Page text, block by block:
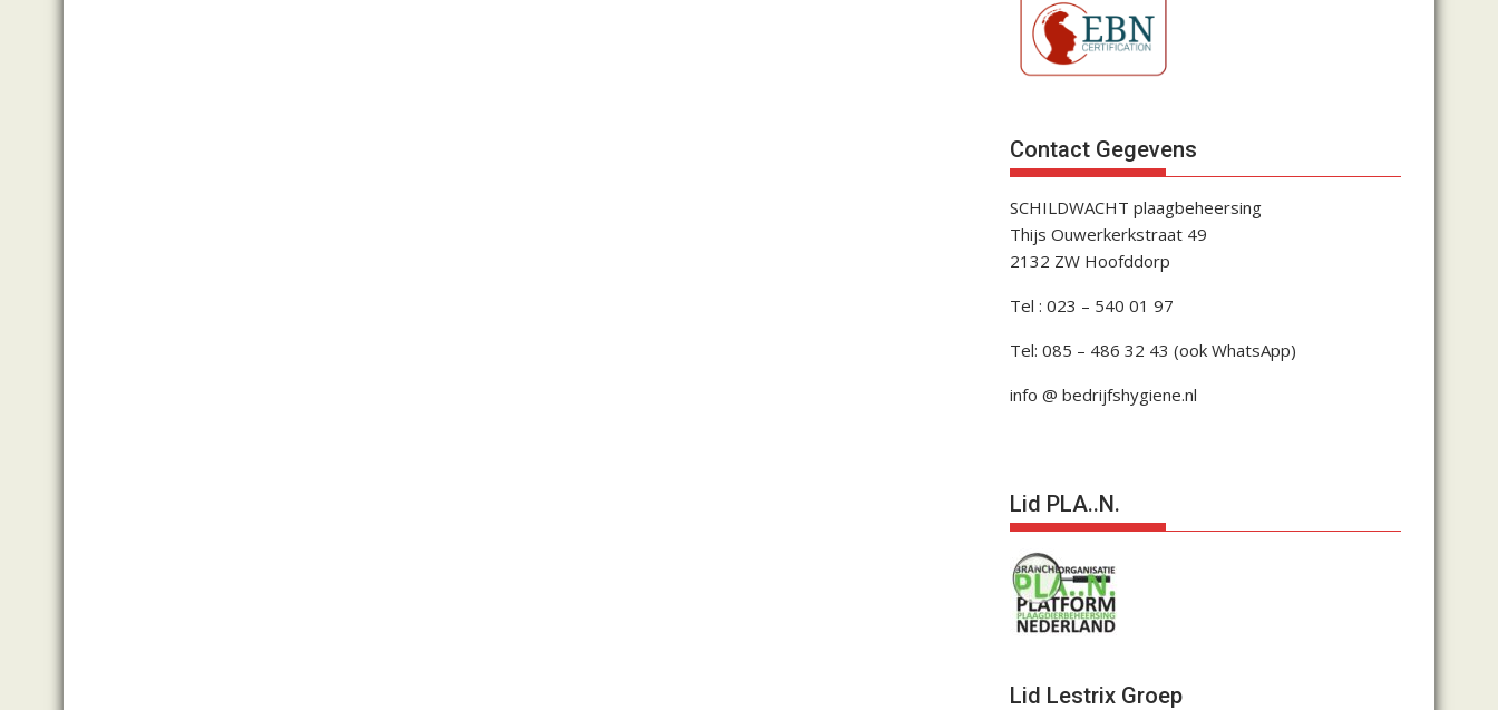
Contact Gegevens
SCHILDWACHT plaagbeheersing
Thijs Ouwerkerkstraat 49
2132 ZW Hoofddorp
Tel : 023 – 540 01 97
Tel: 085 – 486 32 43 (ook WhatsApp)
info @ bedrijfshygiene.nl
Lid PLA..N.
Lid Lestrix Groep